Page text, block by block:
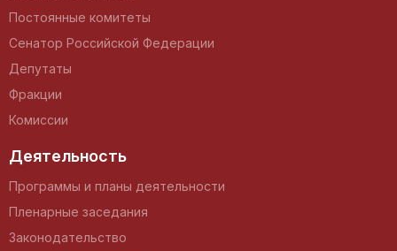
Постоянные комитеты
Сенатор Российской Федерации
Депутаты
Фракции
Комиссии
Деятельность
Программы и планы деятельности
Пленарные заседания
Законодательство